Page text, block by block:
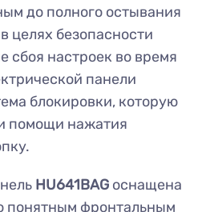
до полного остывания
целях безопасности
сбоя настроек во время
панели
блокировки, которую
помощи нажатия
HU641BAG оснащена
понятным фронтальным